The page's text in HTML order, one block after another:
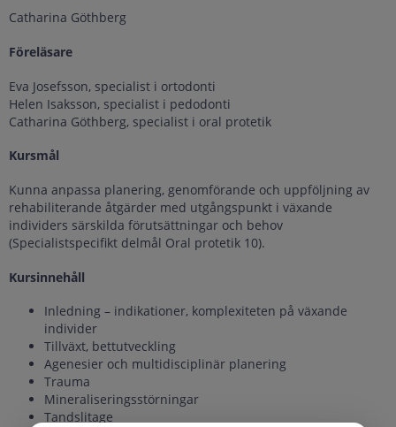
Catharina Göthberg
Föreläsare
Eva Josefsson, specialist i ortodonti
Helen Isaksson, specialist i pedodonti
Catharina Göthberg, specialist i oral protetik
Kursmål
Kunna anpassa planering, genomförande och uppföljning av
rehabiliterande åtgärder med utgångspunkt i växande
individers särskilda förutsättningar och behov
(Specialistspecifikt delmål Oral protetik 10).
Kursinnehåll
Inledning – indikationer, komplexiteten på växande
individer
Tillväxt, bettutveckling
Agenesier och multidisciplinär planering
Trauma
Mineraliseringsstörningar
Tandslitage